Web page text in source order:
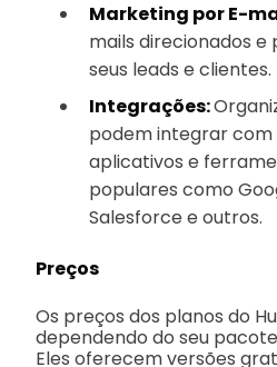
Marketing por E-
mails direcionados
seus leads e clientes.
Integrações:
podem integrar com
aplicativos e
populares como
Salesforce e outros.
Preços
Os preços dos planos do
dependendo do seu
Eles oferecem versões